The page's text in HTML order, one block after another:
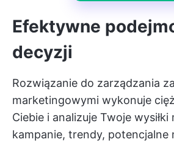
Efektywne
decyzji
Rozwiązanie do zarządzania
marketingowymi wykonuje
Ciebie i analizuje Twoje
kampanie, trendy, potencjalne